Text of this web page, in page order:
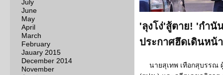
July
June
May
April
March
February
Jauary 2015
December 2014
November
'ลุงโง่'สู้ตาย! 'กำนั
ประกาศฮึดเดินหน้
นายสุเทพ เทือกสุบรรณ